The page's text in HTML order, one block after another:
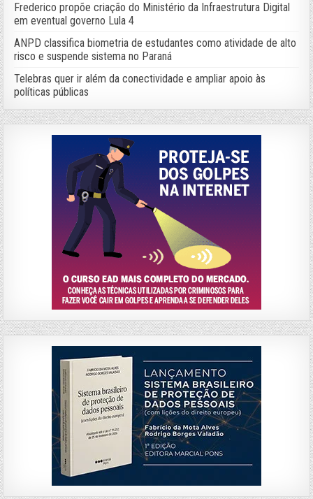
Frederico propõe criação do Ministério da Infraestrutura Digital
em eventual governo Lula 4
ANPD classifica biometria de estudantes como atividade de alto
risco e suspende sistema no Paraná
Telebras quer ir além da conectividade e ampliar apoio às
políticas públicas